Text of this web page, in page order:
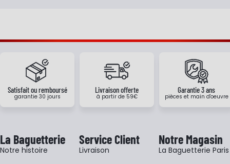
Satisfait ou remboursé
garantie 30 jours
Livraison offerte
à partir de 59€
Garantie 3 ans
pièces et main d'oeuvre
La Baguetterie
Notre histoire
Service Client
Livraison
Notre Magasin
La Baguetterie Paris